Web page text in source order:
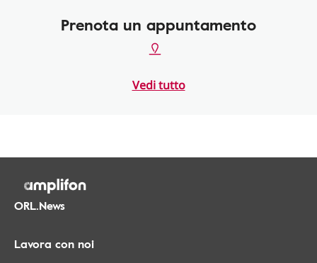
Prenota un appuntamento
Vedi tutto
ORL.News
Lavora con noi